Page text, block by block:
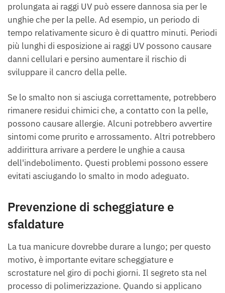
prolungata ai raggi UV può essere dannosa sia per le
unghie che per la pelle. Ad esempio, un periodo di
tempo relativamente sicuro è di quattro minuti. Periodi
più lunghi di esposizione ai raggi UV possono causare
danni cellulari e persino aumentare il rischio di
sviluppare il cancro della pelle.
Se lo smalto non si asciuga correttamente, potrebbero
rimanere residui chimici che, a contatto con la pelle,
possono causare allergie. Alcuni potrebbero avvertire
sintomi come prurito e arrossamento. Altri potrebbero
addirittura arrivare a perdere le unghie a causa
dell'indebolimento. Questi problemi possono essere
evitati asciugando lo smalto in modo adeguato.
Prevenzione di scheggiature e
sfaldature
La tua manicure dovrebbe durare a lungo; per questo
motivo, è importante evitare scheggiature e
scrostature nel giro di pochi giorni. Il segreto sta nel
processo di polimerizzazione. Quando si applicano